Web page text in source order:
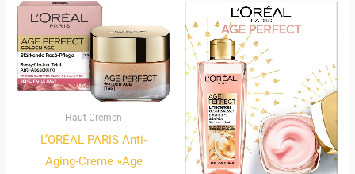
Haut Cremen
L’ORÉAL PARIS Anti-
Aging-Creme »Age